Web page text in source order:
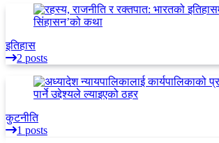
इतिहास
2 posts
कुटनीति
1 posts